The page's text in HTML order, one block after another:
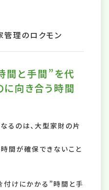
管理のロクモン
間と手間”を代
に向き合う時間
るのは、大型家財の片
間が確保できないこと
付けにかかる”時間と手